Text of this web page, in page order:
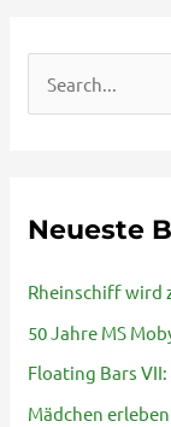
e
n
a
c
h
Neueste
Rheinschiff wird
50 Jahre MS
Floating Bars
Mädchen